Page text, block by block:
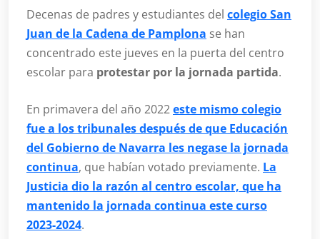
Decenas de padres y estudiantes del colegioSan
Juan de la Cadena de Pamplona se han
concentrado este jueves en la puerta del centro
escolar para protestar por la jornada partida.
En primavera del año 2022este mismo colegio
fue a los tribunales después de que Educación
del Gobierno de Navarra les negase la jornada
continua, que habían votado previamente. La
Justicia dio la razón al centro escolar, que ha
mantenido la jornada continua este curso
2023-2024.